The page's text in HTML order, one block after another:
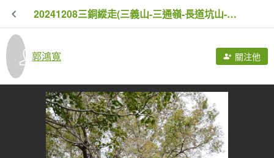
20241208三銅縱走(三義山-三通嶺-長道坑山-九華山)
郭鴻寬 關注他